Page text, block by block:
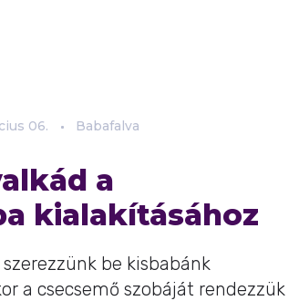
06. Babafalva
a
kialakításához
be kisbabánk
a csecsemő szobáját rendezzük